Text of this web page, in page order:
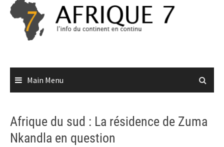
Skip
content
Main Menu
Afrique du sud : La résidence de Zuma
Nkandla en question